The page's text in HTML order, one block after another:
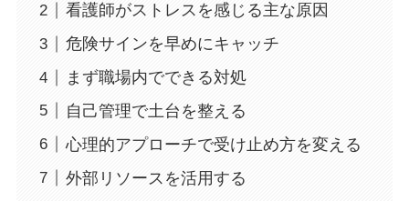
看護師がストレスを感じる主な原因
危険サインを早めにキャッチ
まず職場内でできる対処
自己管理で土台を整える
心理的アプローチで受け止め方を変える
外部リソースを活用する